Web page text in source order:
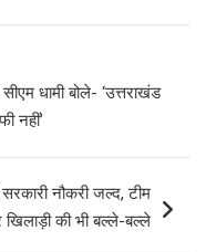
ar
e
धामी बोले- ‘उत्तराखंड
नहीं’
नौकरी जल्द, टीम
की भी बल्‍ले-बल्‍ले